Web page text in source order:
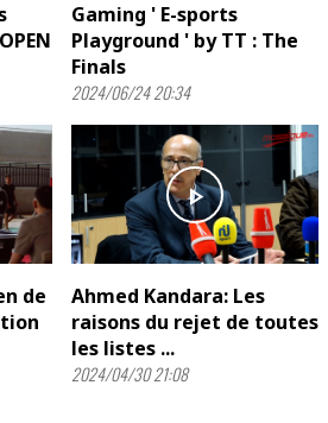
Gaming ' E-sports
Playground ' by TT : The
Finals
2024/06/24 20:34
de
play_arrow
Ahmed Kandara: Les
raisons du rejet de toutes
les listes ...
2024/04/30 21:08